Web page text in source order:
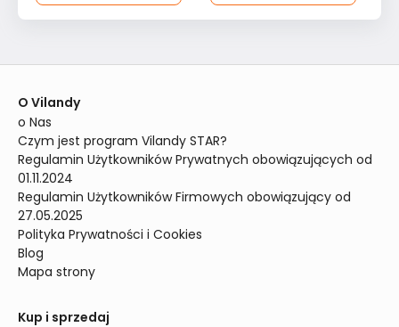
O Vilandy
o Nas
Czym jest program Vilandy STAR?
Regulamin Użytkowników Prywatnych obowiązujących od
01.11.2024
Regulamin Użytkowników Firmowych obowiązujący od
27.05.2025
Polityka Prywatności i Cookies
Blog
Mapa strony
Kup i sprzedaj